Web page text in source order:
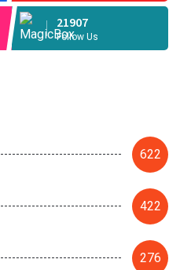
21907
Follow Us
622
422
276